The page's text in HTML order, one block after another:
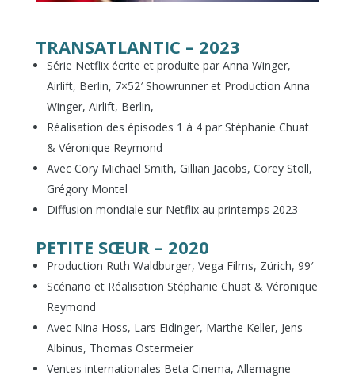
TRANSATLANTIC – 2023
Série Netflix écrite et produite par Anna Winger,
Airlift, Berlin, 7×52′ Showrunner et Production Anna
Winger, Airlift, Berlin,
Réalisation des épisodes 1 à 4 par Stéphanie Chuat
& Véronique Reymond
Avec Cory Michael Smith, Gillian Jacobs, Corey Stoll,
Grégory Montel
Diffusion mondiale sur Netflix au printemps 2023
PETITE SŒUR – 2020
Production Ruth Waldburger, Vega Films, Zürich, 99′
Scénario et Réalisation Stéphanie Chuat & Véronique
Reymond
Avec Nina Hoss, Lars Eidinger, Marthe Keller, Jens
Albinus, Thomas Ostermeier
Ventes internationales Beta Cinema, Allemagne